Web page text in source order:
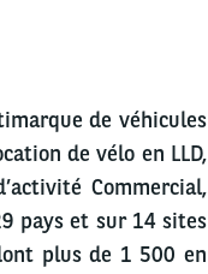
de véhicules
de vélo en LLD,
Commercial,
pays et sur 14 sites
plus de 1 500 en